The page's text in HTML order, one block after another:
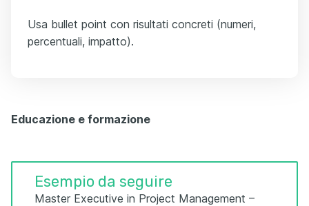
Usa bullet point con risultati concreti (numeri,
percentuali, impatto).
Educazione e formazione
Esempio da seguire
Master Executive in Project Management –